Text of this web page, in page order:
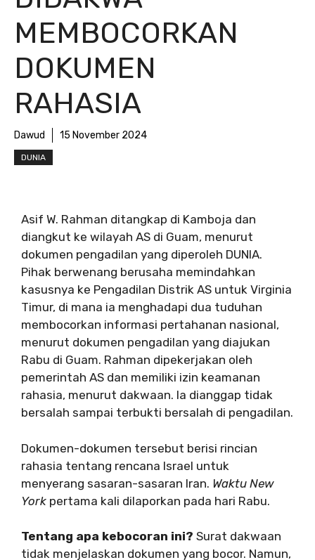
MEMBOCORKAN
DOKUMEN
RAHASIA
Dawud 15 November 2024
DUNIA
Asif W. Rahman ditangkap di Kamboja dan
diangkut ke wilayah AS di Guam, menurut
dokumen pengadilan yang diperoleh DUNIA.
Pihak berwenang berusaha memindahkan
kasusnya ke Pengadilan Distrik AS untuk Virginia
Timur, di mana ia menghadapi dua tuduhan
membocorkan informasi pertahanan nasional,
menurut dokumen pengadilan yang diajukan
Rabu di Guam. Rahman dipekerjakan oleh
pemerintah AS dan memiliki izin keamanan
rahasia, menurut dakwaan. Ia dianggap tidak
bersalah sampai terbukti bersalah di pengadilan.
Dokumen-dokumen tersebut berisi rincian
rahasia tentang rencana Israel untuk
menyerang sasaran-sasaran Iran. Waktu New
York pertama kali dilaporkan pada hari Rabu.
Tentang apa kebocoran ini? Surat dakwaan
tidak menjelaskan dokumen yang bocor. Namun,